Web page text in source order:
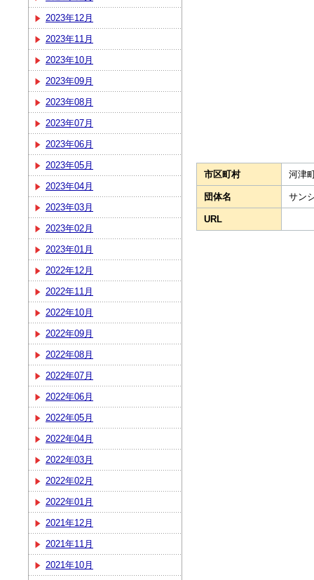
2023年12月
2023年11月
2023年10月
2023年09月
2023年08月
2023年07月
2023年06月
2023年05月
2023年04月
2023年03月
2023年02月
2023年01月
2022年12月
2022年11月
2022年10月
2022年09月
2022年08月
2022年07月
2022年06月
2022年05月
2022年04月
2022年03月
2022年02月
2022年01月
2021年12月
2021年11月
2021年10月
市区町村 河津
団体名 サン
URL